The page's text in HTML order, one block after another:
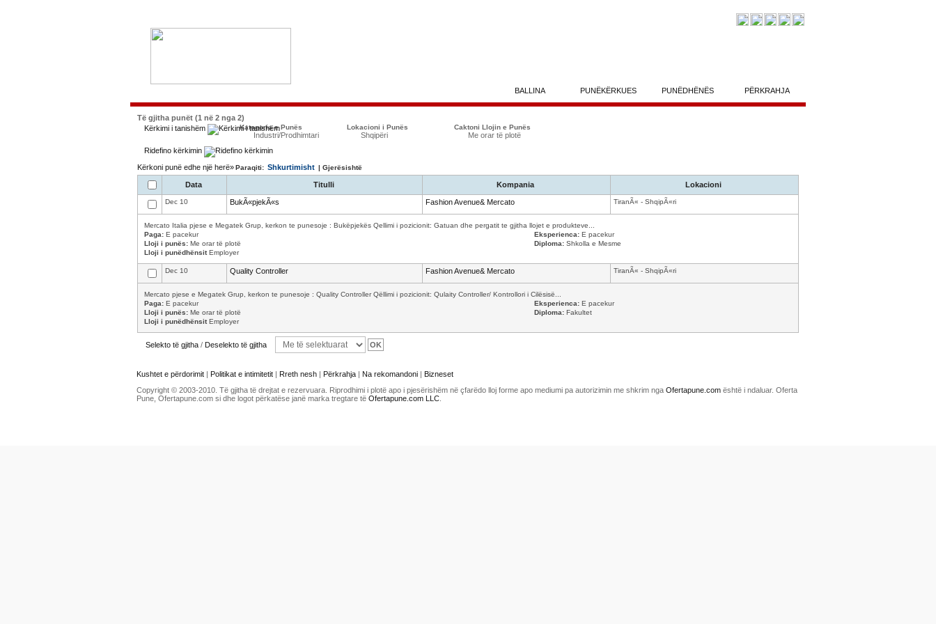
BALLINA PUNËKËRKUES PUNËDHËNËS PËRKRAHJA
Të gjitha punët (1 në 2 nga 2)
Kërkimi i tanishëm
Kategoria e Punës
Industri/Prodhimtari
Lokacioni i Punës
Shqipëri
Caktoni Llojin e Punës
Me orar të plotë
Ridefino kërkimin
Kërkoni punë edhe një herë»Paraqiti: Shkurtimisht | Gjerësishtë
Data Titulli Kompania Lokacioni
Dec 10 BukÃ«pjekÃ«s Fashion Avenue& Mercato TiranÃ« - ShqipÃ«ri
Mercato Italia pjese e Megatek Grup, kerkon te punesoje : Bukëpjekës Qellimi i pozicionit: Gatuan dhe pergatit te gjitha llojet e produkteve...
Paga: E pacekur Eksperienca: E pacekur
Lloji i punës: Me orar të plotë Diploma: Shkolla e Mesme
Lloji i punëdhënsitEmployer
Dec 10 Quality Controller Fashion Avenue& Mercato TiranÃ« - ShqipÃ«ri
Mercato pjese e Megatek Grup, kerkon te punesoje : Quality Controller Qëllimi i pozicionit: Qulaity Controller/ Kontrollori i Cilësisë...
Paga: E pacekur Eksperienca: E pacekur
Lloji i punës: Me orar të plotë Diploma: Fakultet
Lloji i punëdhënsitEmployer
Selekto të gjitha / Deselekto të gjitha
Kushtet e përdorimit | Politikat e intimitetit | Rreth nesh | Përkrahja | Na rekomandoni | Bizneset
Copyright © 2003-2010. Të gjitha të drejtat e rezervuara. Riprodhimi i plotë apo i pjesërishëm në çfarëdo lloj forme apo mediumi pa autorizimin me shkrim nga Ofertapune.com është i ndaluar. Oferta
Pune, Ofertapune.com si dhe logot përkatëse janë marka tregtare të Ofertapune.com LLC